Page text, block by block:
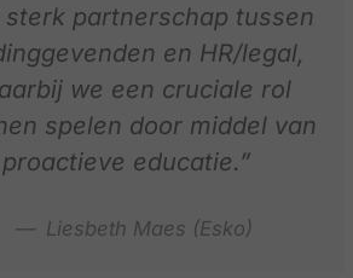
sterk partnerschap tussen
en HR/legal,
we een cruciale rol
spelen door middel van
proactieve educatie.”
Liesbeth Maes (Esko)